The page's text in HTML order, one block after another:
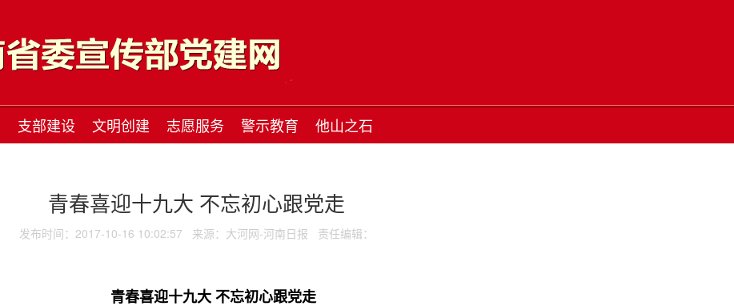
支部建设 文明创建 志愿服务 警示教育 他山之石
青春喜迎十九大 不忘初心跟党走
发布时间：2017-10-16 10:02:57 来源：大河网-河南日报 责任编辑：
青春喜迎十九大 不忘初心跟党走